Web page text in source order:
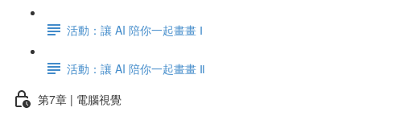
活動：讓 AI 陪你一起畫畫 Ⅰ
活動：讓 AI 陪你一起畫畫 Ⅱ
第7章 | 電腦視覺